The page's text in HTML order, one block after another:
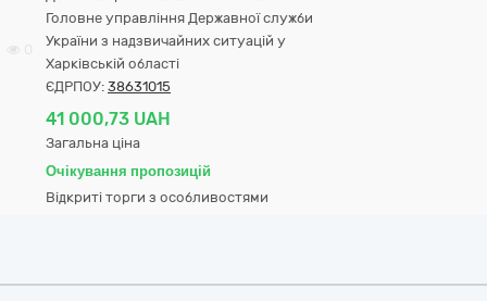
Головне управління Державної служби
України з надзвичайних ситуацій у
Харківській області
ЄДРПОУ: 38631015
41 000,73 UAH
Загальна ціна
Очікування пропозицій
Відкриті торги з особливостями